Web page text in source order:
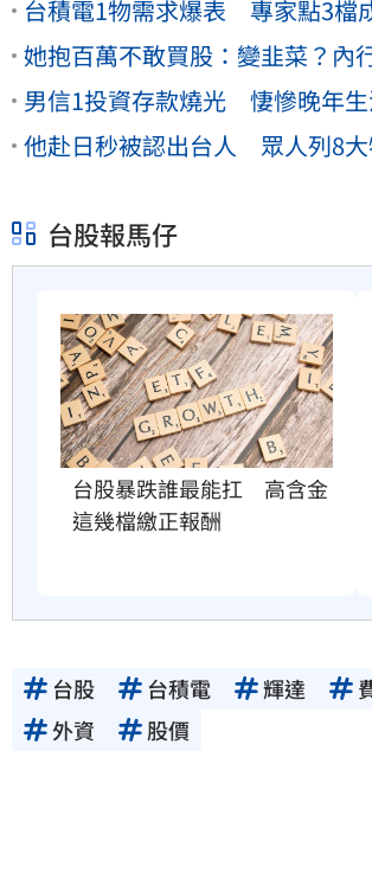
台積電1物需求爆表 專家點3檔
她抱百萬不敢買股：變韭菜？內
男信1投資存款燒光 悽慘晚年
他赴日秒被認出台人 眾人列8
台股報馬仔
台股暴跌誰最能扛　高含金
這幾檔繳正報酬
台股 台積電 輝達
外資
股價